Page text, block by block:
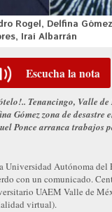
Rogel, Delfina
Iraí Albarrán
Escucha la nota
Tenancingo, Valle
Gómez zona de
Ponce arranca trabajos
Universidad Autónoma del
con un comunicado.
UAEM Valle de
virtual).